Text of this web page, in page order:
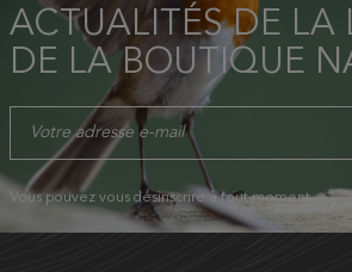
ACTUALITÉS DE LA
DE LA BOUTIQUE
Vous pouvez vous désinscrire à tout moment.